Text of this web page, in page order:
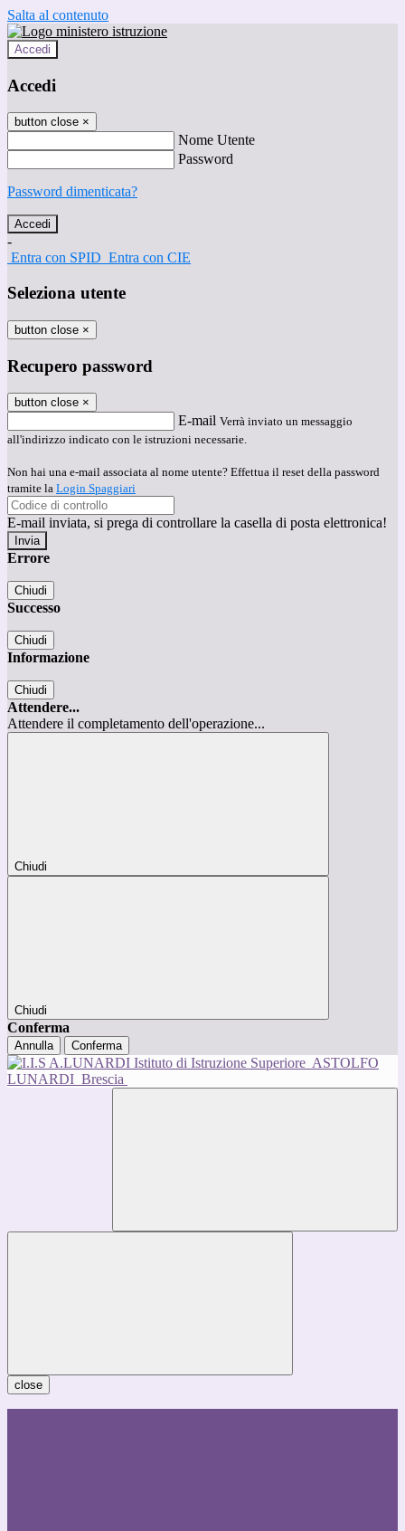
Salta al contenuto
Accedi
Accedi
button close ×
Nome Utente
Password
Password dimenticata?
-
Entra con SPID Entra con CIE
Seleziona utente
button close ×
Recupero password
button close ×
E-mail Verrà inviato un messaggio
all'indirizzo indicato con le istruzioni necessarie.
Non hai una e-mail associata al nome utente? Effettua il reset della password
tramite la Login Spaggiari
E-mail inviata, si prega di controllare la casella di posta elettronica!
Errore
Chiudi
Successo
Chiudi
Informazione
Chiudi
Attendere...
Attendere il completamento dell'operazione...
Chiudi
Chiudi
Conferma
Annulla Conferma
Istituto di Istruzione Superiore ASTOLFO
LUNARDI Brescia
close